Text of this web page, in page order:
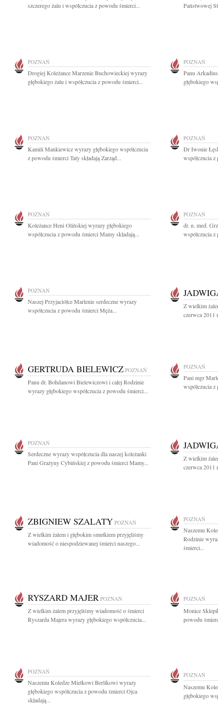
szczerego żalu i współczucia z powodu śmierci...
Państwowej
POZNAŃ
Drogiej Koleżance Marzenie Buchowieckiej wyrazy
głębokiego żalu i współczucia z powodu śmierci...
POZNAŃ
Panu
głębokiego
POZNAŃ
Kamili Mankiewicz wyrazy głębokiego współczucia
z powodu śmierci Taty składają Zarząd...
POZNAŃ
Dr Iwonie
współczucia
POZNAŃ
Koleżance Heni Olińskiej wyrazy głębokiego
współczucia z powodu śmierci Mamy składają...
POZNAŃ
dr. n. med.
współczucia
POZNAŃ
Naszej Przyjaciółce Marlenie serdeczne wyrazy
współczucia z powodu śmierci Męża...
Z wielkim
czerwca 2011
GERTRUDA BIELEWICZ POZNAŃ
Panu dr. Bohdanowi Bielewiczowi i całej Rodzinie
wyrazy głębokiego współczucia z powodu śmierci...
POZNAŃ
Pani mgr
współczucia
POZNAŃ
Serdeczne wyrazy współczucia dla naszej koleżanki
Pani Grażyny Cybińskiej z powodu śmierci Mamy...
Z wielkim
czerwca 2011
ZBIGNIEW SZALATY POZNAŃ
Z wielkim żalem i głębokim smutkiem przyjęliśmy
wiadomość o niespodziewanej śmierci naszego...
POZNAŃ
Naszemu
Rodzinie
śmierci...
RYSZARD MAJER POZNAŃ
Z wielkim żalem przyjęliśmy wiadomość o śmierci
Ryszarda Majera wyrazy głębokiego współczucia...
POZNAŃ
Monice
powodu
POZNAŃ
Naszemu Koledze Mietkowi Berlikowi wyrazy
głębokiego współczucia z powodu śmierci Ojca
składają...
POZNAŃ
Naszemu
głębokiego